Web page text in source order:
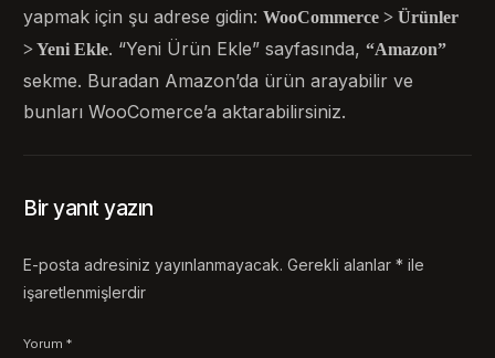
yapmak için şu adrese gidin:WooCommerce > Ürünler
> Yeni Ekle. “Yeni Ürün Ekle” sayfasında,“Amazon”
sekme. Buradan Amazon’da ürün arayabilir ve
bunları WooComerce’a aktarabilirsiniz.
Bir yanıt yazın
E-posta adresiniz yayınlanmayacak. Gerekli alanlar* ile
işaretlenmişlerdir
Yorum*